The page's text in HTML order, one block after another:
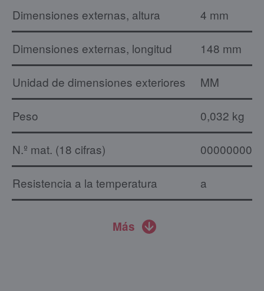
Dimensiones externas, altura 4 mm
Dimensiones externas, longitud 148 mm
Unidad de dimensiones exteriores MM
Peso 0,032 kg
N.º mat. (18 cifras)
Resistencia a la temperatura a
Más